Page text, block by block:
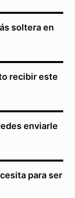
soltera en
recibir este
enviarle
para ser